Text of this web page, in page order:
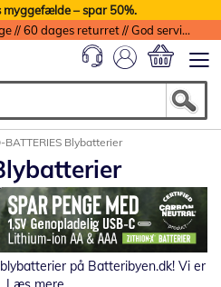
myggefælde – spar 50%.
Billig fragt // Levering 1-2 dage // 60 dages returret // God service med garanti
BATTERIES Blybatterier
på Batteribyen.dk! Vi er